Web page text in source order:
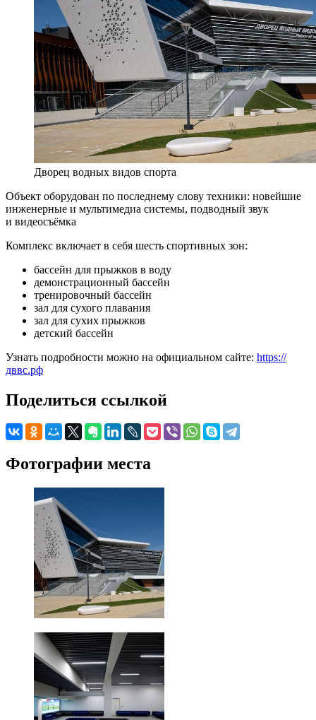
Дворец водных видов спорта
Объект оборудован по последнему слову техники: новейшие
инженерные и мультимедиа системы, подводный звук
и видеосъёмка
Комплекс включает в себя шесть спортивных зон:
бассейн для прыжков в воду
демонстрационный бассейн
тренировочный бассейн
зал для сухого плавания
зал для сухих прыжков
детский бассейн
Узнать подробности можно на официальном сайте: https://
дввс.рф
Поделиться ссылкой
Фотографии места